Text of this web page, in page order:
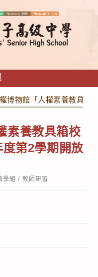
博物館「人權素養教具箱
素養教具箱校
第2學期開放
學組 / 教師研習